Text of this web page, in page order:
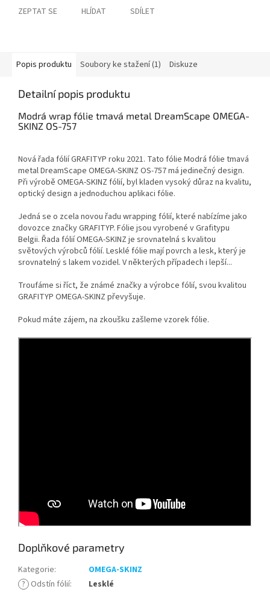
ZEPTAT SE HLÍDAT SDÍLET
Popis produktu Soubory ke stažení (1) Diskuze
Detailní popis produktu
Modrá wrap fólie tmavá metal DreamScape OMEGA-
SKINZ OS-757
Nová řada fólií GRAFITYP roku 2021. Tato fólie Modrá fólie tmavá
metal DreamScape OMEGA-SKINZ OS-757 má jedinečný design.
Při výrobě OMEGA-SKINZ fólií, byl kladen vysoký důraz na kvalitu,
optický design a jednoduchou aplikaci fólie.
Jedná se o zcela novou řadu wrapping fólií, které nabízíme jako
dovozce značky GRAFITYP. Fólie jsou vyrobené v Grafitypu
Belgii. Řada fólií OMEGA-SKINZ je srovnatelná s kvalitou
světových výrobců fólií. Lesklé fólie mají povrch a lesk, který je
srovnatelný s lakem vozidel. V některých případech i lepší...
Troufáme si říct, že známé značky a výrobce fólií, svou kvalitou
GRAFITYP OMEGA-SKINZ převyšuje.
Pokud máte zájem, na zkoušku zašleme vzorek fólie.
Doplňkové parametry
Kategorie:
OMEGA-SKINZ
? Odstín fólií:
Lesklé